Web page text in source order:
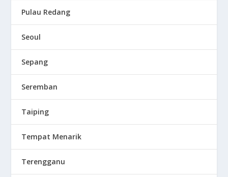
Pulau Redang
Seoul
Sepang
Seremban
Taiping
Tempat Menarik
Terengganu